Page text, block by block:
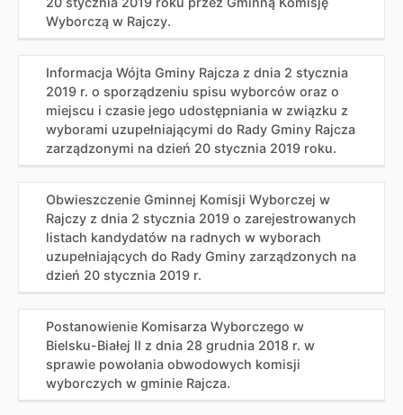
Wyborczą w Rajczy.
Informacja Wójta Gminy Rajcza z dnia 2 stycznia
2019 r. o sporządzeniu spisu wyborców oraz o
miejscu i czasie jego udostępniania w związku z
wyborami uzupełniającymi do Rady Gminy Rajcza
zarządzonymi na dzień 20 stycznia 2019 roku.
Obwieszczenie Gminnej Komisji Wyborczej w
Rajczy z dnia 2 stycznia 2019 o zarejestrowanych
listach kandydatów na radnych w wyborach
uzupełniających do Rady Gminy zarządzonych na
dzień 20 stycznia 2019 r.
Postanowienie Komisarza Wyborczego w
Bielsku-Białej II z dnia 28 grudnia 2018 r. w
sprawie powołania obwodowych komisji
wyborczych w gminie Rajcza.